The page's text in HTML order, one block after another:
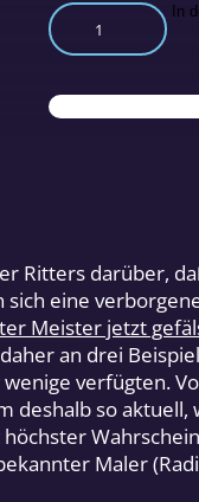
Verborgene
Geometrie
Geheimsprache
alter
In
Ritters darüber,
eine
Meister jetzt
an drei
verfügten.
deshalb so
Maler